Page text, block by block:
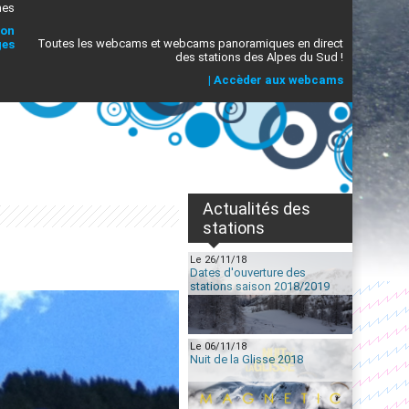
Toutes les webcams et webcams panoramiques en direct
des stations des Alpes du Sud !
| Accèder aux webcams
Actualités des
stations
Le 26/11/18
Dates d'ouverture des
stations saison 2018/2019
Le 06/11/18
Nuit de la Glisse 2018